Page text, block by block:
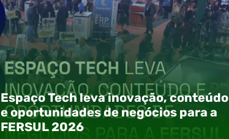
Espaço Tech leva inovação, conteúdo
e oportunidades de negócios para a
FERSUL 2026